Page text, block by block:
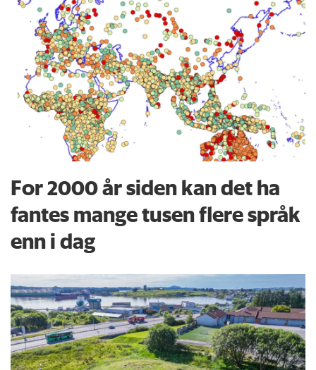
For 2000 år siden kan det ha
fantes mange tusen flere språk
enn i dag